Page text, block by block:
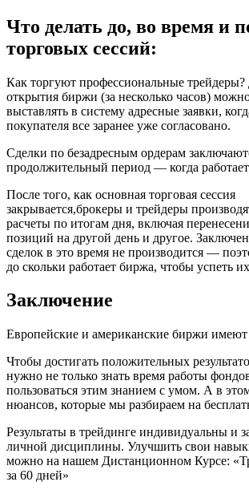
Что делать до, во время и
торговых сессий:
Как торгуют профессиональные
открытия биржи (за несколько часов)
выставлять в систему адресные заявки,
покупателя все заранее уже согласовано.
Сделки по безадресным ордерам
продолжительный период — когда
После того, как основная торговая сессия
закрывается,брокеры и трейдеры
расчеты по итогам дня, включая
позиций на другой день и другое.
сделок в это время не производится —
до скольки работает биржа, чтобы успеть
Заключение
Европейские и американские биржи имеют
Чтобы достигать положительных
нужно не только знать время работы
пользоваться этим знанием с умом. А в
нюансов, которые мы разбираем на
Результаты в трейдинге индивидуальны и
личной дисциплины. Улучшить свои
можно на нашем Дистанционном Курсе:
за 60 дней»